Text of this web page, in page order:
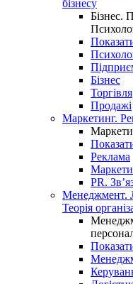
бізнесу
Бізнес.
Бізнес
Торгівля
Продажі
Маркетинг.
Реклама
PR.
Менеджмент.
Теорія